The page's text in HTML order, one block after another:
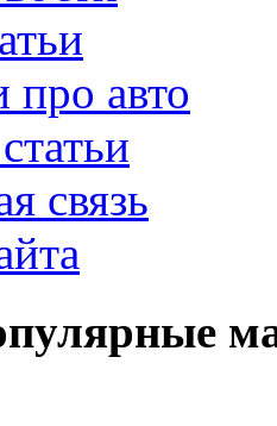
про авто
связь